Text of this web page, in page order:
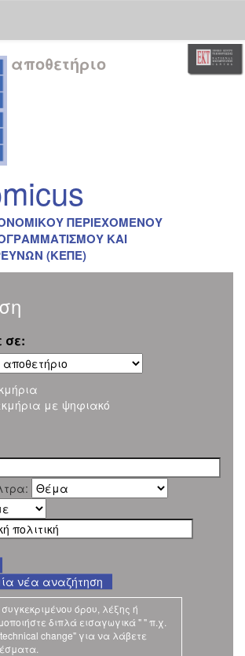
αποθετήριο
ΠΕΡΙΕΧΟΜΕΝΟΥ
ΚΑΙ
(ΚΕΠΕ)
σε:
με ψηφιακό
νέα αναζήτηση
όρου, λέξης ή
διπλά εισαγωγικά " " π.χ.
change" για να λάβετε